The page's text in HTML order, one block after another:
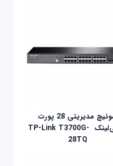
سوئیچ مدیریتی 28 پورت
تی‌پی‌لینک ‌ TP-Link T3700G-
28TQ